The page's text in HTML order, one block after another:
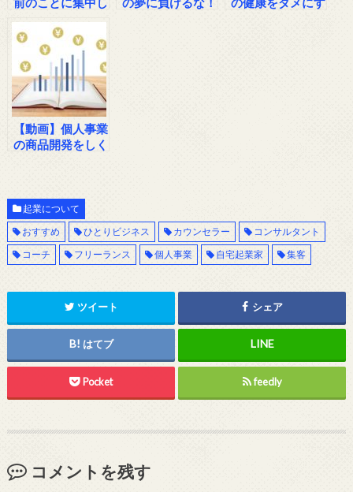
めの方法
【動画】個人事業
の商品開発をしく
起業について
おすすめ
ひとりビジネス カウンセラー
コンサルタント
コーチ
フリーランス 個人事業 自宅起業家 集客
ツイート シェア
はてブ
Pocket feedly
コメントを残す